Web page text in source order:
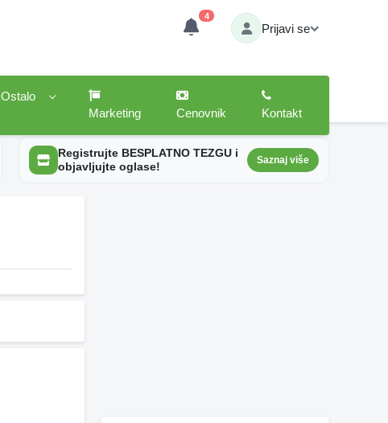
4
Prijavi se
Ostalo
Marketing
Cenovnik Kontakt
Registrujte BESPLATNO TEZGU i
objavljujte oglase!
Saznaj više